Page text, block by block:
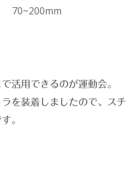
70~200mm
活用できるのが運動会。
を装着しましたので、スチ
。